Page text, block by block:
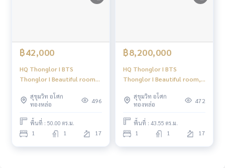
คาเฟ่ บาร์ ร้านนั่งดื่ม รวมอยู่ใน Community Mall ชั้นนำ ที่ห่างออ
กไปไม่ถึง 2 กม.
-ใกล้รถไฟฟ้า BTS ทองหล่อ 750 เมตร และ ถนนสุขุมวิท ใกล้ Mark
et Place, J Avenue ทองหล่อ, The Commons, Ekkamai Interna
You can inbox or dm to ask more information, It’s my pleas
ure to give.
฿42,000
HQ Thonglor I BTS
Thonglor I Beautiful room
Bathtub lover I #O
สุขุมวิท อโศก
ทองหล่อ
496
พื้นที่ : 50.00 ตร.ม.
1 1 17
฿8,200,000
HQ Thonglor I BTS
Thonglor I Beautiful room,
Bathtub Lover I #HL
สุขุมวิท อโศก
ทองหล่อ
472
พื้นที่ : 43.55 ตร.ม.
1 1 17